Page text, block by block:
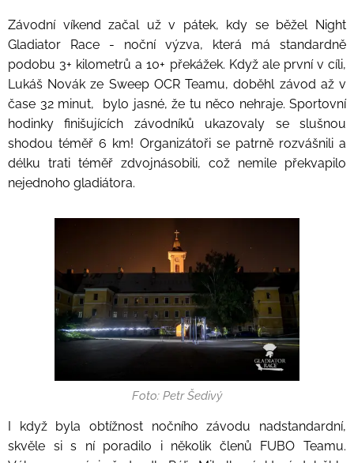
Závodní víkend začal už v pátek, kdy se běžel Night
Gladiator Race - noční výzva, která má standardně
podobu 3+ kilometrů a 10+ překážek. Když ale první v cíli,
Lukáš Novák ze Sweep OCR Teamu, doběhl závod až v
čase 32 minut, bylo jasné, že tu něco nehraje. Sportovní
hodinky finišujících závodníků ukazovaly se slušnou
shodou téměř 6 km! Organizátoři se patrně rozvášnili a
délku trati téměř zdvojnásobili, což nemile překvapilo
nejednoho gladiátora.
Foto: Petr Šedivý
I když byla obtížnost nočního závodu nadstandardní,
skvěle si s ní poradilo i několik členů FUBO Teamu.